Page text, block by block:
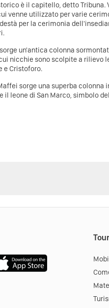
è il capitello, detto Tribuna.
venne utilizzato per varie
per la cerimonia
un'antica colonna
nicchie sono scolpite a rilievo
e Cristoforo.
sorge una superba colonna
il leone di San Marco, simbolo